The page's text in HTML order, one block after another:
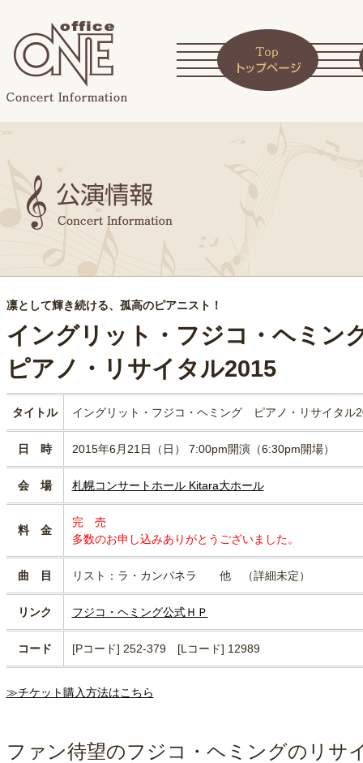
凛として輝き続ける、孤高のピアニスト！
イングリット・フジコ・ヘミ
ピアノ・リサイタル2015
タイトル イングリット・フジコ・ヘミング ピアノ・リサイタル
日 時 2015年6月21日（日） 7:00pm開演（6:30pm開場）
会 場 札幌コンサートホール Kitara大ホール
料 金
完 売
多数のお申し込みありがとうございました。
曲 目 リスト：ラ・カンパネラ 他 （詳細未定）
リンク フジコ・ヘミング公式ＨＰ
コード [Pコード] 252-379 [Lコード] 12989
≫チケット購入方法はこちら
ファン待望のフジコ・ヘミングのリサ